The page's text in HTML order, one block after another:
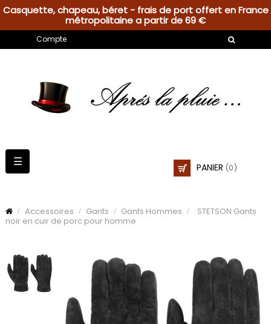
Casquette, chapeau, béret - frais de port offert en France
métropolitaine a partir de 69 €
Compte
PANIER (0)
Basculer
la
☰
Accessoires Gants Gants Hommes
STETSON Gants
noir en cuir de porc pour homme